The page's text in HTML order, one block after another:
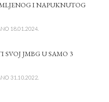
I NAPUKNUTOG
18.01.2024.
SVOJ JMBG U SAMO 3
31.10.2022.